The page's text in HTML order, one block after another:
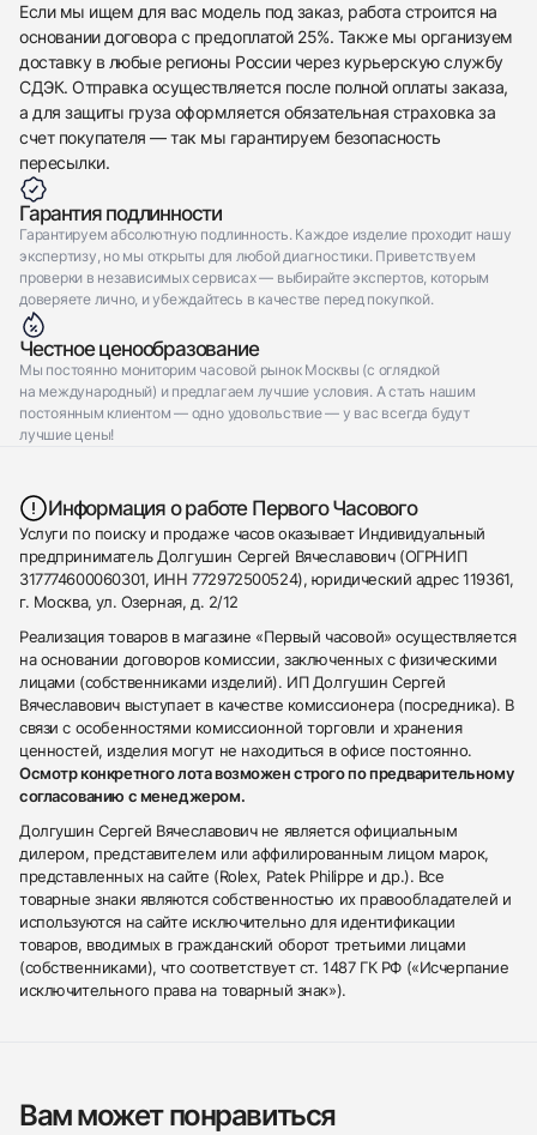
Если мы ищем для вас модель под заказ, работа строится на
основании договора с предоплатой 25%. Также мы организуем
доставку в любые регионы России через курьерскую службу
СДЭК. Отправка осуществляется после полной оплаты заказа,
а для защиты груза оформляется обязательная страховка за
счет покупателя — так мы гарантируем безопасность
пересылки.
Гарантия подлинности
Гарантируем абсолютную подлинность. Каждое изделие проходит нашу
экспертизу, но мы открыты для любой диагностики. Приветствуем
проверки в независимых сервисах — выбирайте экспертов, которым
доверяете лично, и убеждайтесь в качестве перед покупкой.
Честное ценообразование
Мы постоянно мониторим часовой рынок Москвы (с оглядкой
на международный) и предлагаем лучшие условия. А стать нашим
постоянным клиентом — одно удовольствие — у вас всегда будут
лучшие цены!
Информация о работе Первого Часового
Услуги по поиску и продаже часов оказывает Индивидуальный
предприниматель Долгушин Сергей Вячеславович (ОГРНИП
317774600060301, ИНН 772972500524), юридический адрес 119361,
г. Москва, ул. Озерная, д. 2/12
Реализация товаров в магазине «Первый часовой» осуществляется
на основании договоров комиссии, заключенных с физическими
лицами (собственниками изделий). ИП Долгушин Сергей
Вячеславович выступает в качестве комиссионера (посредника). В
связи с особенностями комиссионной торговли и хранения
ценностей, изделия могут не находиться в офисе постоянно.
Осмотр конкретного лота возможен строго по предварительному
согласованию с менеджером.
Долгушин Сергей Вячеславович не является официальным
дилером, представителем или аффилированным лицом марок,
представленных на сайте (Rolex, Patek Philippe и др.). Все
товарные знаки являются собственностью их правообладателей и
используются на сайте исключительно для идентификации
товаров, вводимых в гражданский оборот третьими лицами
(собственниками), что соответствует ст. 1487 ГК РФ («Исчерпание
исключительного права на товарный знак»).
Вам может понравиться